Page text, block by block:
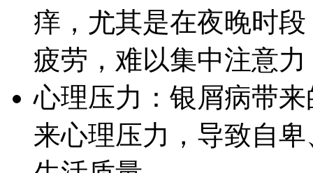
痒，尤其是在夜晚时
疲劳，难以集中注意
心理压力：银屑病带
来心理压力，导致自